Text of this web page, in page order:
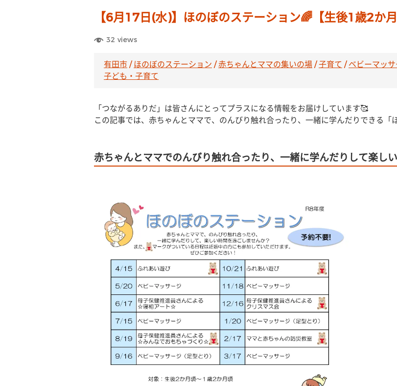
【6月17日(水)】ほのぼのステーション🌈【生後1歳2か
32 views
有田市/ほのぼのステーション /赤ちゃんとママの集いの場/子育て /ベビーマッ
子ども・子育て
「つながるありだ」は皆さんにとってプラスになる情報をお届けしています🥰
この記事では、赤ちゃんとママで、のんびり触れ合ったり、一緒に学んだりできる
赤ちゃんとママでのんびり触れ合ったり、一緒に学んだりして楽し